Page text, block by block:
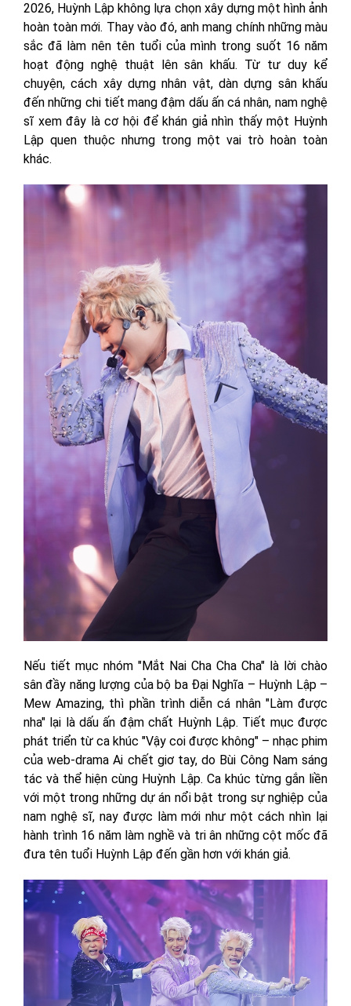
2026, Huỳnh Lập không lựa chọn xây dựng một hình ảnh
hoàn toàn mới. Thay vào đó, anh mang chính những màu
sắc đã làm nên tên tuổi của mình trong suốt 16 năm
hoạt động nghệ thuật lên sân khấu. Từ tư duy kể
chuyện, cách xây dựng nhân vật, dàn dựng sân khấu
đến những chi tiết mang đậm dấu ấn cá nhân, nam nghệ
sĩ xem đây là cơ hội để khán giả nhìn thấy một Huỳnh
Lập quen thuộc nhưng trong một vai trò hoàn toàn
khác.
Nếu tiết mục nhóm "Mắt Nai Cha Cha Cha" là lời chào
sân đầy năng lượng của bộ ba Đại Nghĩa – Huỳnh Lập –
Mew Amazing, thì phần trình diễn cá nhân "Làm được
nha" lại là dấu ấn đậm chất Huỳnh Lập. Tiết mục được
phát triển từ ca khúc "Vậy coi được không" – nhạc phim
của web-drama Ai chết giơ tay, do Bùi Công Nam sáng
tác và thể hiện cùng Huỳnh Lập. Ca khúc từng gắn liền
với một trong những dự án nổi bật trong sự nghiệp của
nam nghệ sĩ, nay được làm mới như một cách nhìn lại
hành trình 16 năm làm nghề và tri ân những cột mốc đã
đưa tên tuổi Huỳnh Lập đến gần hơn với khán giả.